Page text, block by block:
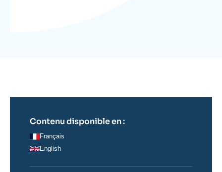
Contenu disponible en :
Français
English